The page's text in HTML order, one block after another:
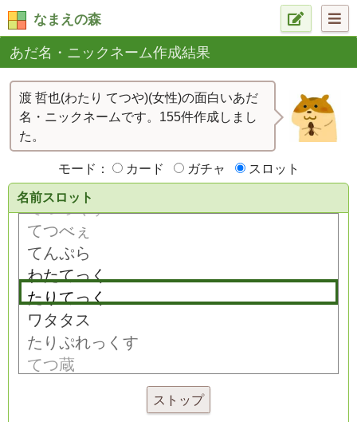
なまえの森
あだ名・ニックネーム作成結果
渡 哲也(わたり てつや)(女性)の面白いあだ
名・ニックネームです。155件作成しまし
た。
モード： カード ガチャ スロット
名前スロット
ストップ